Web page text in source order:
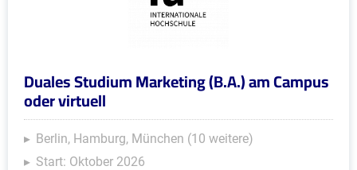
Duales Studium Marketing (B.A.) am Campus
oder virtuell
Berlin, Hamburg, München (10 weitere)
Start: Oktober 2026